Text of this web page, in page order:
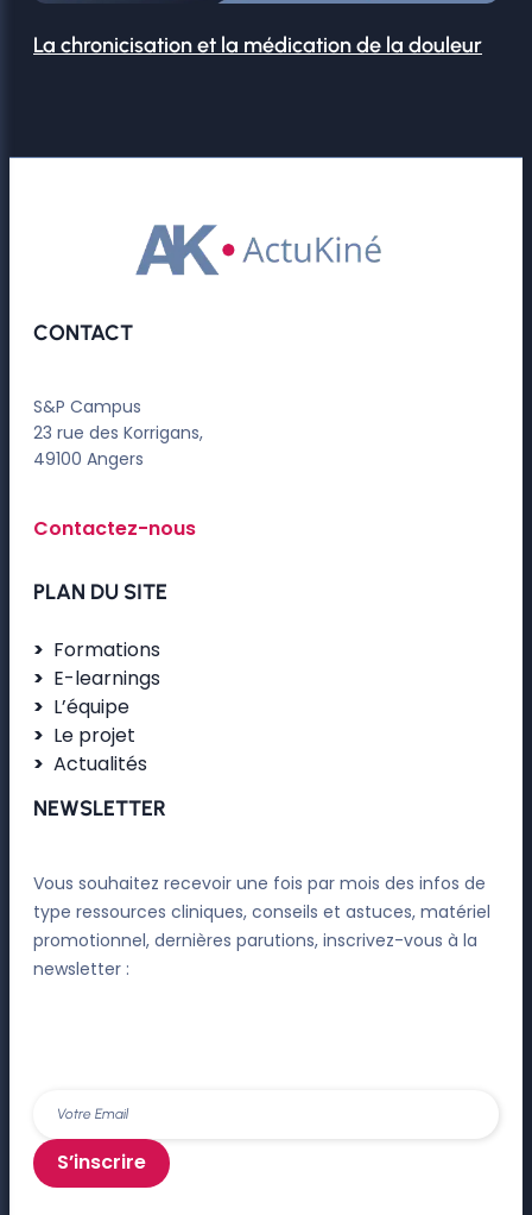
La chronicisation et la médication de la douleur
CONTACT
S&P Campus
23 rue des Korrigans,
49100 Angers
Contactez-nous
PLAN DU SITE
Formations
E-learnings
L’équipe
Le projet
Actualités
NEWSLETTER
Vous souhaitez recevoir une fois par mois des infos de
type ressources cliniques, conseils et astuces, matériel
promotionnel, dernières parutions, inscrivez-vous à la
newsletter :
S’inscrire